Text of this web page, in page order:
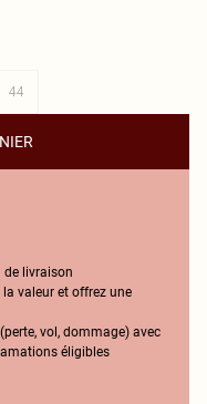
44
de livraison
la valeur et offrez une
vol, dommage) avec
éligibles